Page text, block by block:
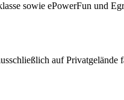
sowie ePowerFun und
auf Privatgelände